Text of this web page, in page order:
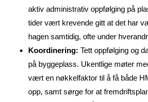
aktiv administrativ oppfølging på
tider vært krevende gitt at det har
hagen samtidig, ofte under
Koordinering: Tett oppfølging og
på byggeplass. Ukentlige møter
vært en nøkkelfaktor til å få både
opp, samt sørge for at